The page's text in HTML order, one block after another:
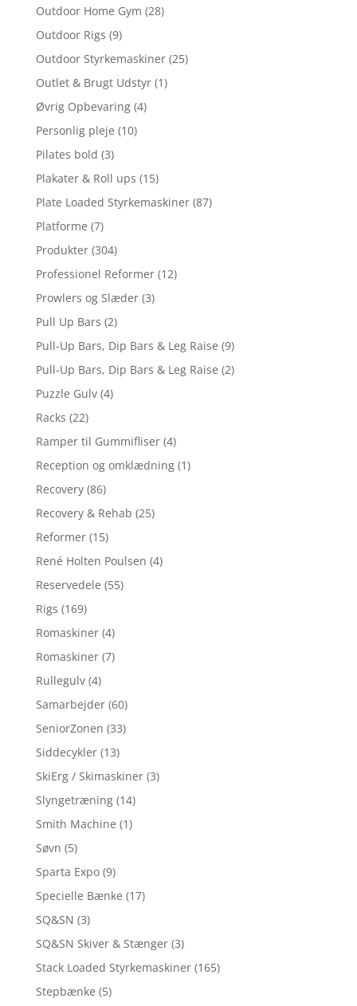
Outdoor Home Gym (28)
Outdoor Rigs (9)
Outdoor Styrkemaskiner (25)
Outlet & Brugt Udstyr (1)
Øvrig Opbevaring (4)
Personlig pleje (10)
Pilates bold (3)
Plakater & Roll ups (15)
Plate Loaded Styrkemaskiner (87)
Platforme (7)
Produkter (304)
Professionel Reformer (12)
Prowlers og Slæder (3)
Pull Up Bars (2)
Pull-Up Bars, Dip Bars & Leg Raise (9)
Pull-Up Bars, Dip Bars & Leg Raise (2)
Puzzle Gulv (4)
Racks (22)
Ramper til Gummifliser (4)
Reception og omklædning (1)
Recovery (86)
Recovery & Rehab (25)
Reformer (15)
René Holten Poulsen (4)
Reservedele (55)
Rigs (169)
Romaskiner (4)
Romaskiner (7)
Rullegulv (4)
Samarbejder (60)
SeniorZonen (33)
Siddecykler (13)
SkiErg / Skimaskiner (3)
Slyngetræning (14)
Smith Machine (1)
Søvn (5)
Sparta Expo (9)
Specielle Bænke (17)
SQ&SN (3)
SQ&SN Skiver & Stænger (3)
Stack Loaded Styrkemaskiner (165)
Stepbænke (5)